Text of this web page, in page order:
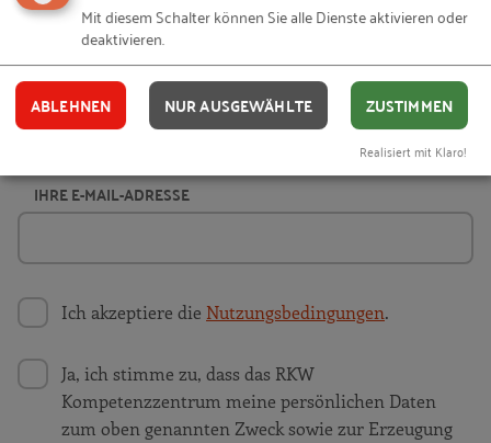
kostenlos, sobald es etwas Neues zum Projekt
"Krisen als Innovations- und Digitalisierungstreiber
nutzen" auf unserer Website gibt. Alles, was Sie
dafür brauchen, ist eine E-Mail-Adresse und 10
IHRE E-MAIL-ADRESSE
Ich akzeptiere die Nutzungsbedingungen.
Ja, ich stimme zu, dass das RKW
Kompetenzzentrum meine persönlichen Daten
zum oben genannten Zweck sowie zur Erzeugung
Mit diesem Schalter können Sie alle Dienste aktivieren oder
deaktivieren.
ABLEHNEN NUR AUSGEWÄHLTE ZUSTIMMEN
Realisiert mit Klaro!